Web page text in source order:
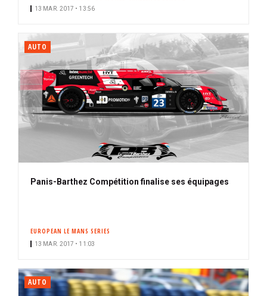
13 MAR. 2017 • 13:56
AUTO
Panis-Barthez Compétition finalise ses équipages
EUROPEAN LE MANS SERIES
13 MAR. 2017 • 11:03
AUTO